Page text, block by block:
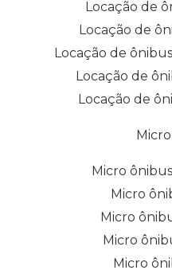
Locação de
Locação de
Locação de
Locação de
Locação de
Micro
Micro
Micro
Micro
Micro